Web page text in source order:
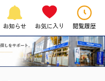
お知らせ お気に入り 閲覧履歴